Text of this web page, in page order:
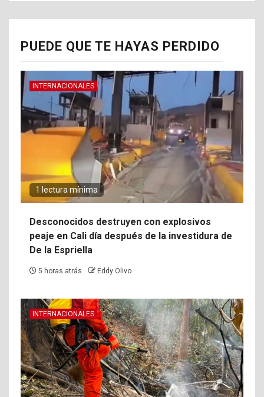
PUEDE QUE TE HAYAS PERDIDO
INTERNACIONALES
1 lectura mínima
Desconocidos destruyen con explosivos
peaje en Cali día después de la investidura de
De la Espriella
5 horas atrás Eddy Olivo
INTERNACIONALES